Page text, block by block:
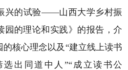
兴的试验——山西大学乡村振
园的理论和实践》的报告，介
核心理念以及“建立线上读书
选出同道中人”“成立读书公